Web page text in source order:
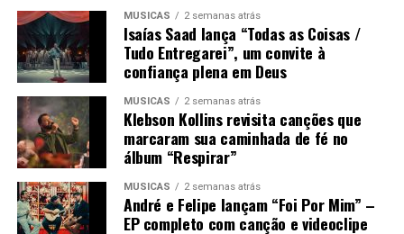
MÚSICAS 2 semanas atrás
Isaías Saad lança “Todas as Coisas /
Tudo Entregarei”, um convite à
confiança plena em Deus
MÚSICAS 2 semanas atrás
Klebson Kollins revisita canções que
marcaram sua caminhada de fé no
álbum “Respirar”
MÚSICAS 2 semanas atrás
André e Felipe lançam “Foi Por Mim” –
EP completo com canção e videoclipe